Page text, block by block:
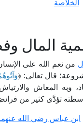
الخلاصة
المال
من نعم الله على
قال تعالى: ﴿
وبه المعاش
تؤدَّى كثير من فرائض
ابن عباس رضي الله